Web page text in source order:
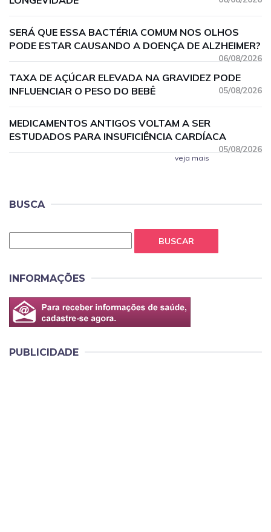
SERÁ QUE ESSA BACTÉRIA COMUM NOS OLHOS
PODE ESTAR CAUSANDO A DOENÇA DE ALZHEIMER?
06/08/2026
TAXA DE AÇÚCAR ELEVADA NA GRAVIDEZ PODE
INFLUENCIAR O PESO DO BEBÊ
05/08/2026
MEDICAMENTOS ANTIGOS VOLTAM A SER
ESTUDADOS PARA INSUFICIÊNCIA CARDÍACA
05/08/2026
veja mais
BUSCA
BUSCAR
INFORMAÇÕES
PUBLICIDADE